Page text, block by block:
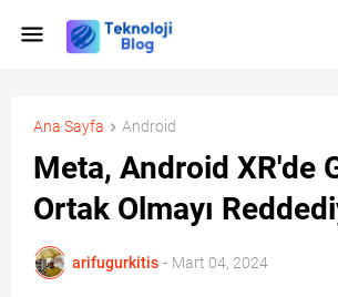
Ana Sayfa Android
Meta, Android XR'de
Ortak Olmayı
arifugurkitis - Mart 04, 2024